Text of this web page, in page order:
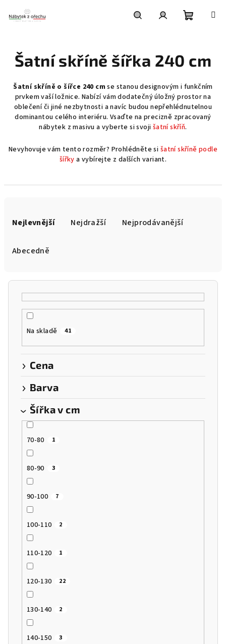
obsah
košík
Šatní skříně šířka 240 cm
Šatní skříně o šířce 240 cm se stanou designovým i funkčním
prvkem vaší ložnice. Nabízí vám dodatečný úložný prostor na
oblečení či jiné nezbytnosti a navíc budou nepřehlédnutelnou
dominantou celého interiéru. Vsaďte na precizně zpracovaný
nábytek z masivu a vyberte si svoji šatní skříň.
Nevyhovuje vám tento rozměr? Prohlédněte si šatní skříně podle
šířky a vybírejte z dalších variant.
Nejlevnější Nejdražší Nejprodávanější
Abecedně
Na skladě 41
Cena
Barva
Šířka v cm
70-80 1
80-90 3
90-100 7
100-110 2
110-120 1
120-130 22
130-140 2
140-150 3